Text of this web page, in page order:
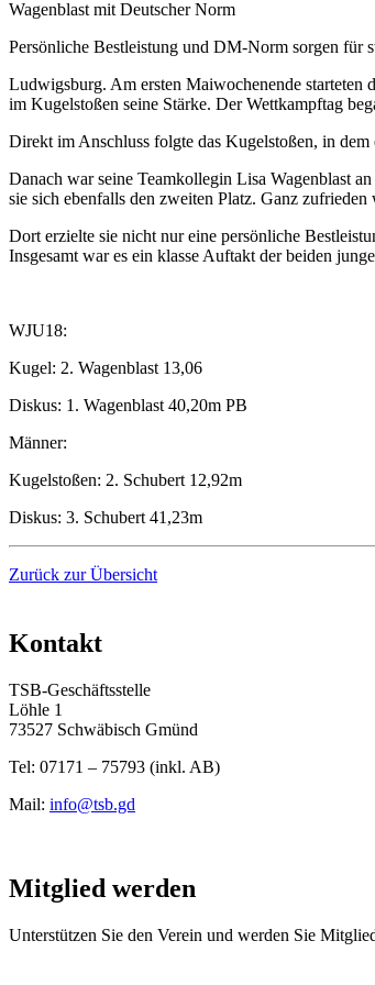
Wagenblast mit Deutscher Norm
Persönliche Bestleistung und DM-Norm sorgen für
Ludwigsburg. Am ersten Maiwochenende
im Kugelstoßen seine Stärke. Der Wettkampftag
Direkt im Anschluss folgte das Kugelstoßen, in
Danach war seine Teamkollegin Lisa Wagenblast
sie sich ebenfalls den zweiten Platz. Ganz
Dort erzielte sie nicht nur eine persönliche
Insgesamt war es ein klasse Auftakt der beiden
WJU18:
Kugel: 2. Wagenblast 13,06
Diskus: 1. Wagenblast 40,20m PB
Männer:
Kugelstoßen: 2. Schubert 12,92m
Diskus: 3. Schubert 41,23m
Zurück zur Übersicht
Kontakt
TSB-Geschäftsstelle
Löhle 1
73527 Schwäbisch Gmünd
Tel: 07171 – 75793 (inkl. AB)
Mail: info@tsb.gd
Mitglied werden
Unterstützen Sie den Verein und werden Sie